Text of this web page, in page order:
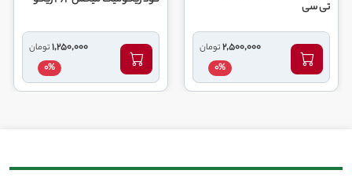
2,500,000تومان
1,250,000تومان